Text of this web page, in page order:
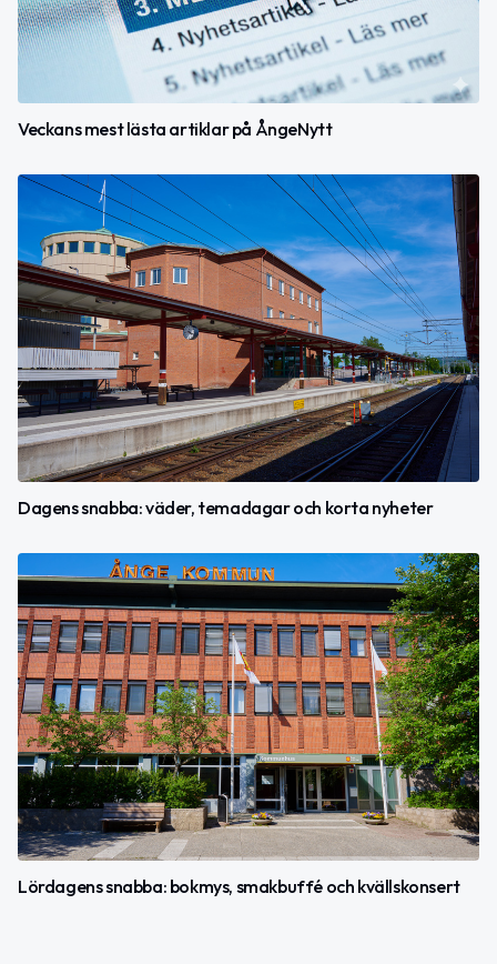
Veckans mest lästa artiklar på ÅngeNytt
Dagens snabba: väder, temadagar och korta nyheter
Lördagens snabba: bokmys, smakbuffé och kvällskonsert